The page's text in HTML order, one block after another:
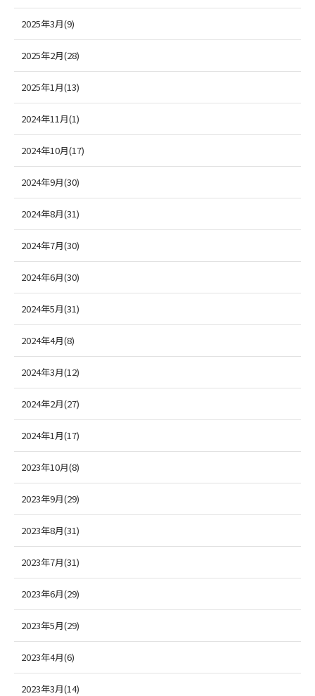
2025年3月(9)
2025年2月(28)
2025年1月(13)
2024年11月(1)
2024年10月(17)
2024年9月(30)
2024年8月(31)
2024年7月(30)
2024年6月(30)
2024年5月(31)
2024年4月(8)
2024年3月(12)
2024年2月(27)
2024年1月(17)
2023年10月(8)
2023年9月(29)
2023年8月(31)
2023年7月(31)
2023年6月(29)
2023年5月(29)
2023年4月(6)
2023年3月(14)